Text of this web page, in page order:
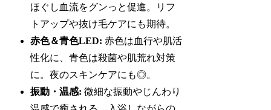
ほぐし血流をグンっと促進。リフ
トアップや抜け毛ケアにも期待。
赤色＆青色LED: 赤色は血行や肌活
性化に、青色は殺菌や肌荒れ対策
に。夜のスキンケアにも◎。
振動・温感: 微細な振動やじんわり